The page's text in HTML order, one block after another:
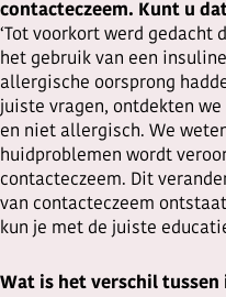
contacteczeem. Kunt u
‘Tot voorkort werd
het gebruik van een
allergische oorsprong
juiste vragen, ontdekten
en niet allergisch. We
huidproblemen wordt
contacteczeem. Dit
van contacteczeem
kun je met de juiste
Wat is het verschil